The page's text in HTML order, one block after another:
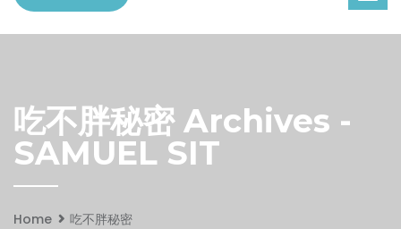
吃不胖秘密 Archives -
SAMUEL SIT
Home 吃不胖秘密